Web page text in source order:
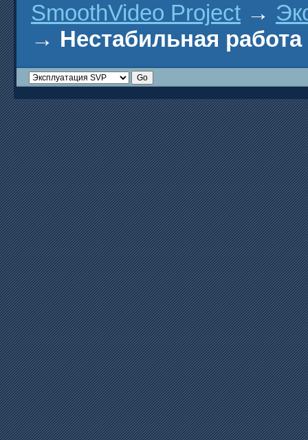
SmoothVideo Project →
→ Нестабильная работа